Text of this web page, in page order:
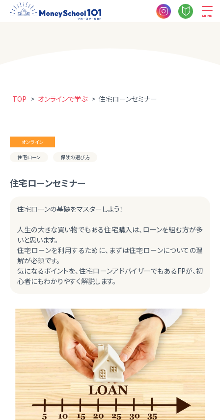
MENU
TOP > オンラインで学ぶ > 住宅ローンセミナー
オンライン
住宅ローン 保険の選び方
住宅ローンセミナー
住宅ローンの基礎をマスターしよう！
人生の大きな買い物でもある住宅購入は、ローンを組む方が多
いと思います。
住宅ローンを利用するために、まずは住宅ローンについての理
解が必須です。
気になるポイントを、住宅ローンアドバイザーでもあるFPが、初
心者にもわかりやすく解説します。